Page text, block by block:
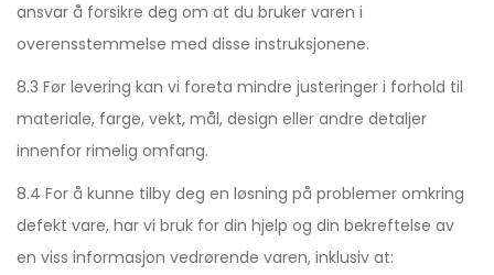
ansvar å forsikre deg om at du bruker varen i
overensstemmelse med disse instruksjonene.
8.3 Før levering kan vi foreta mindre justeringer i forhold til
materiale, farge, vekt, mål, design eller andre detaljer
innenfor rimelig omfang.
8.4 For å kunne tilby deg en løsning på problemer omkring
defekt vare, har vi bruk for din hjelp og din bekreftelse av
en viss informasjon vedrørende varen, inklusiv at: